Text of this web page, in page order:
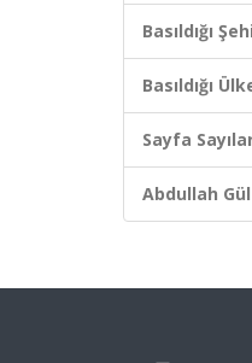
Basıldığı
Basıldığı
Sayfa
Abdullah